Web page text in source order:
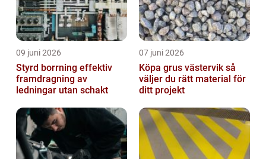
09 juni 2026
Styrd borrning effektiv
framdragning av
ledningar utan schakt
07 juni 2026
Köpa grus västervik så
väljer du rätt material för
ditt projekt